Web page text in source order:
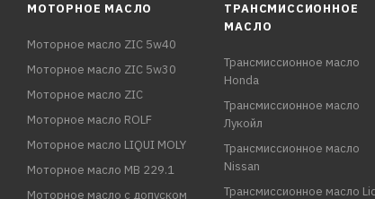
МОТОРНОЕ МАСЛО
Моторное масло ZIC 5w40
Моторное масло ZIC 5w30
Моторное масло ZIC
Моторное масло ROLF
Моторное масло LIQUI MOLY
Моторное масло MB 229.1
Моторное масло с допуском
ТРАНСМИССИОННОЕ
МАСЛО
Трансмиссионное масло
Honda
Трансмиссионное масло
Лукойл
Трансмиссионное масло
Nissan
Трансмиссионное масло